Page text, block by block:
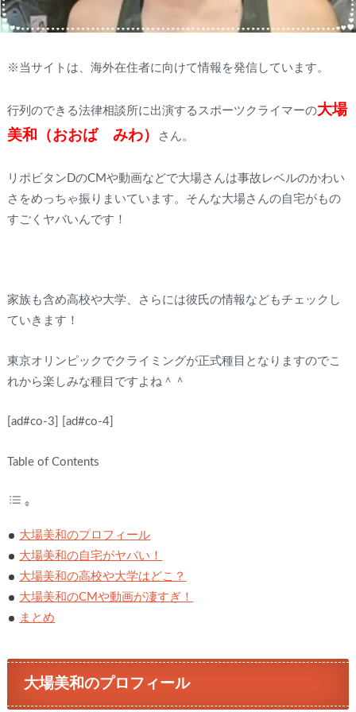
※当サイトは、海外在住者に向けて情報を発信しています。
行列のできる法律相談所に出演するスポーツクライマーの大場
美和（おおば みわ）
さん。
リポビタンDのCMや動画などで大場さんは事故レベルのかわい
さをめっちゃ振りまいています。そんな大場さんの自宅がもの
すごくヤバいんです！
家族も含め高校や大学、さらには彼氏の情報などもチェックし
ていきます！
東京オリンピックでクライミングが正式種目となりますのでこ
れから楽しみな種目ですよね＾＾
[ad#co-3] [ad#co-4]
Table of Contents
大場美和のプロフィール
大場美和の自宅がヤバい！
大場美和の高校や大学はどこ？
大場美和のCMや動画が凄すぎ！
まとめ
大場美和のプロフィール